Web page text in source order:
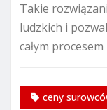
Takie
ludzkich i
całym
ceny